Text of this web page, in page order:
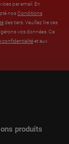
par email. En
nosConditions
des tiers. Veuillez lire ces
vos données. Ce
confidentialitéet aux
produits